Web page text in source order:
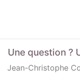
Une question ?
Jean-Christophe